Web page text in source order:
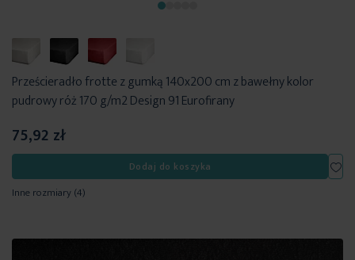
Prześcieradło frotte z gumką 140x200 cm z bawełny kolor
pudrowy róż 170 g/m2 Design 91 Eurofirany
75,92 zł
Dodaj do koszyka
Inne rozmiary(4)